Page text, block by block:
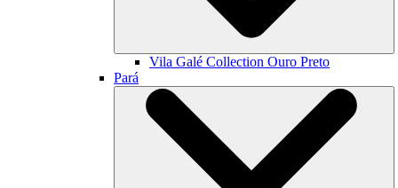
Vila Galé Collection Ouro Preto
Pará